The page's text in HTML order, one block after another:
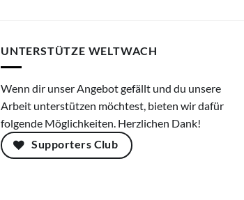
UNTERSTÜTZE WELTWACH
Wenn dir unser Angebot gefällt und du unsere
Arbeit unterstützen möchtest, bieten wir dafür
folgende Möglichkeiten. Herzlichen Dank!
Supporters Club